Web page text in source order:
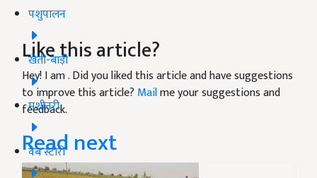
पशुपालन
खेती-बाड़ी
मशीनरी
वेब स्टोरी
Like this article?
Hey! I am. Did you liked this article and have suggestions
to improve this article? Mailme your suggestions and
feedback.
Read next